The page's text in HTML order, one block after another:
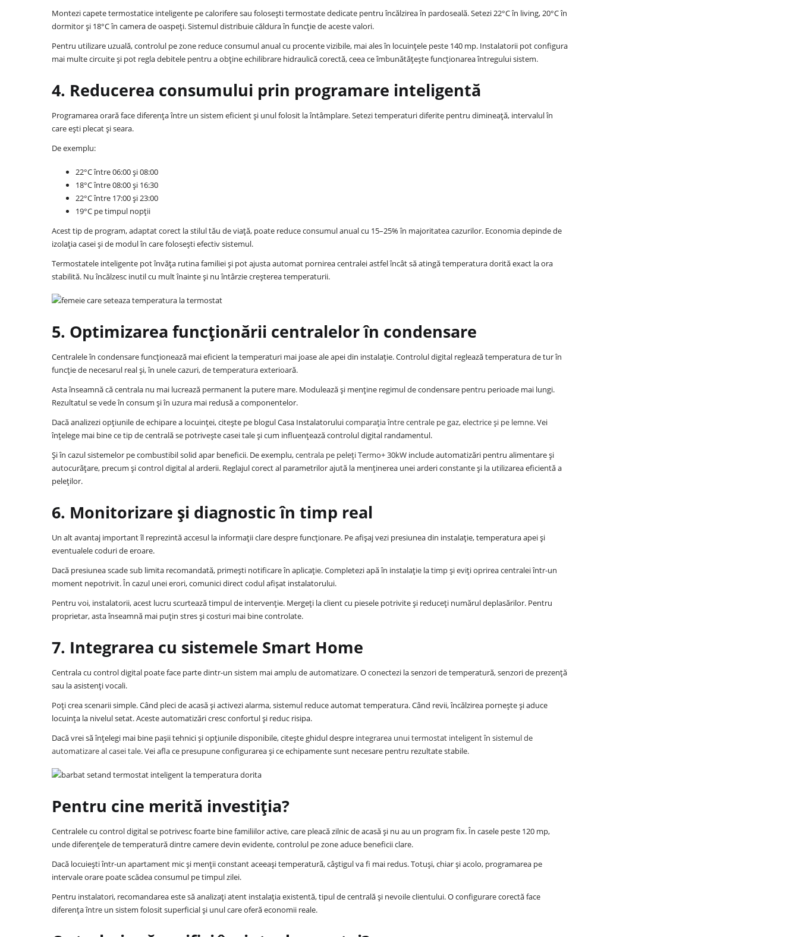
Montezi capete termostatice inteligente pe calorifere sau folosești termostate dedicate pentru încălzirea în pardoseală. Setezi 22°C în living, 20°C în
dormitor și 18°C în camera de oaspeți. Sistemul distribuie căldura în funcție de aceste valori.
Pentru utilizare uzuală, controlul pe zone reduce consumul anual cu procente vizibile, mai ales în locuințele peste 140 mp. Instalatorii pot configura
mai multe circuite și pot regla debitele pentru a obține echilibrare hidraulică corectă, ceea ce îmbunătățește funcționarea întregului sistem.
4. Reducerea consumului prin programare inteligentă
Programarea orară face diferența între un sistem eficient și unul folosit la întâmplare. Setezi temperaturi diferite pentru dimineață, intervalul în
care ești plecat și seara.
De exemplu:
22°C între 06:00 și 08:00
18°C între 08:00 și 16:30
22°C între 17:00 și 23:00
19°C pe timpul nopții
Acest tip de program, adaptat corect la stilul tău de viață, poate reduce consumul anual cu 15–25% în majoritatea cazurilor. Economia depinde de
izolația casei și de modul în care folosești efectiv sistemul.
Termostatele inteligente pot învăța rutina familiei și pot ajusta automat pornirea centralei astfel încât să atingă temperatura dorită exact la ora
stabilită. Nu încălzesc inutil cu mult înainte și nu întârzie creșterea temperaturii.
5. Optimizarea funcționării centralelor în condensare
Centralele în condensare funcționează mai eficient la temperaturi mai joase ale apei din instalație. Controlul digital reglează temperatura de tur în
funcție de necesarul real și, în unele cazuri, de temperatura exterioară.
Asta înseamnă că centrala nu mai lucrează permanent la putere mare. Modulează și menține regimul de condensare pentru perioade mai lungi.
Rezultatul se vede în consum și în uzura mai redusă a componentelor.
Dacă analizezi opțiunile de echipare a locuinței, citește pe blogul Casa Instalatoruluicomparația între centrale pe gaz, electrice și pe lemne. Vei
înțelege mai bine ce tip de centrală se potrivește casei tale și cum influențează controlul digital randamentul.
Și în cazul sistemelor pe combustibil solid apar beneficii. De exemplu,centrala pe peleți Termo+ 30kW include automatizări pentru alimentare și
autocurățare, precum și control digital al arderii. Reglajul corect al parametrilor ajută la menținerea unei arderi constante și la utilizarea eficientă a
peleților.
6. Monitorizare și diagnostic în timp real
Un alt avantaj important îl reprezintă accesul la informații clare despre funcționare. Pe afișaj vezi presiunea din instalație, temperatura apei și
eventualele coduri de eroare.
Dacă presiunea scade sub limita recomandată, primești notificare în aplicație. Completezi apă în instalație la timp și eviți oprirea centralei într-un
moment nepotrivit. În cazul unei erori, comunici direct codul afișat instalatorului.
Pentru voi, instalatorii, acest lucru scurtează timpul de intervenție. Mergeți la client cu piesele potrivite și reduceți numărul deplasărilor. Pentru
proprietar, asta înseamnă mai puțin stres și costuri mai bine controlate.
7. Integrarea cu sistemele Smart Home
Centrala cu control digital poate face parte dintr-un sistem mai amplu de automatizare. O conectezi la senzori de temperatură, senzori de prezență
sau la asistenți vocali.
Poți crea scenarii simple. Când pleci de acasă și activezi alarma, sistemul reduce automat temperatura. Când revii, încălzirea pornește și aduce
locuința la nivelul setat. Aceste automatizări cresc confortul și reduc risipa.
Dacă vrei să înțelegi mai bine pașii tehnici și opțiunile disponibile, citește ghidul despre integrarea unui termostat inteligent în sistemul de
automatizare al casei tale. Vei afla ce presupune configurarea și ce echipamente sunt necesare pentru rezultate stabile.
Pentru cine merită investiția?
Centralele cu control digital se potrivesc foarte bine familiilor active, care pleacă zilnic de acasă și nu au un program fix. În casele peste 120 mp,
unde diferențele de temperatură dintre camere devin evidente, controlul pe zone aduce beneficii clare.
Dacă locuiești într-un apartament mic și menții constant aceeași temperatură, câștigul va fi mai redus. Totuși, chiar și acolo, programarea pe
intervale orare poate scădea consumul pe timpul zilei.
Pentru instalatori, recomandarea este să analizați atent instalația existentă, tipul de centrală și nevoile clientului. O configurare corectă face
diferența între un sistem folosit superficial și unul care oferă economii reale.
Accesorii
condiționat
Baterii
Sanitare
Radiatoare